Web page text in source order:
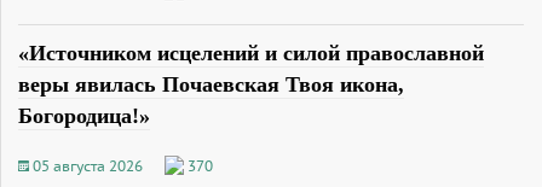
«Источником исцелений и силой православной
веры явилась Почаевская Твоя икона,
Богородица!»
05 августа 2026 370